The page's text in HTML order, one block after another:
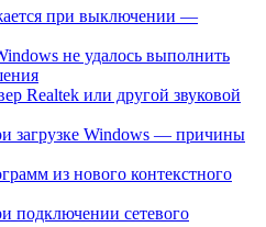
при выключении —
не удалось выполнить
Realtek или другой звуковой
загрузке Windows — причины
из нового контекстного
подключении сетевого